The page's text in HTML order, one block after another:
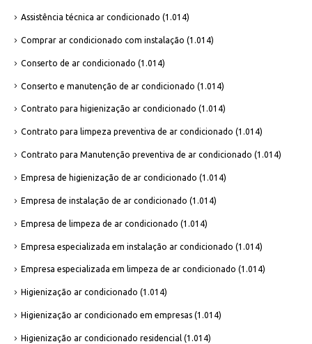
Assistência técnica ar condicionado (1.014)
Comprar ar condicionado com instalação (1.014)
Conserto de ar condicionado (1.014)
Conserto e manutenção de ar condicionado (1.014)
Contrato para higienização ar condicionado (1.014)
Contrato para limpeza preventiva de ar condicionado (1.014)
Contrato para Manutenção preventiva de ar condicionado (1.014)
Empresa de higienização de ar condicionado (1.014)
Empresa de instalação de ar condicionado (1.014)
Empresa de limpeza de ar condicionado (1.014)
Empresa especializada em instalação ar condicionado (1.014)
Empresa especializada em limpeza de ar condicionado (1.014)
Higienização ar condicionado (1.014)
Higienização ar condicionado em empresas (1.014)
Higienização ar condicionado residencial (1.014)